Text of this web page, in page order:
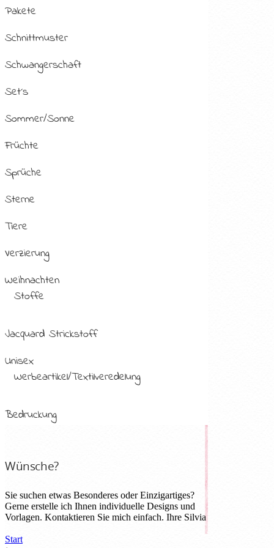
Pakete
Schnittmuster
Schwangerschaft
Set´s
Sommer/Sonne
Früchte
Sprüche
Sterne
Tiere
Verzierung
Weihnachten
Stoffe
Jacquard Strickstoff
Unisex
Werbeartikel/Textilveredelung
Bedruckung
Wünsche?
Sie suchen etwas Besonderes oder Einzigartiges?
Gerne erstelle ich Ihnen individuelle Designs und
Vorlagen. Kontaktieren Sie mich einfach. Ihre Silvia
Start